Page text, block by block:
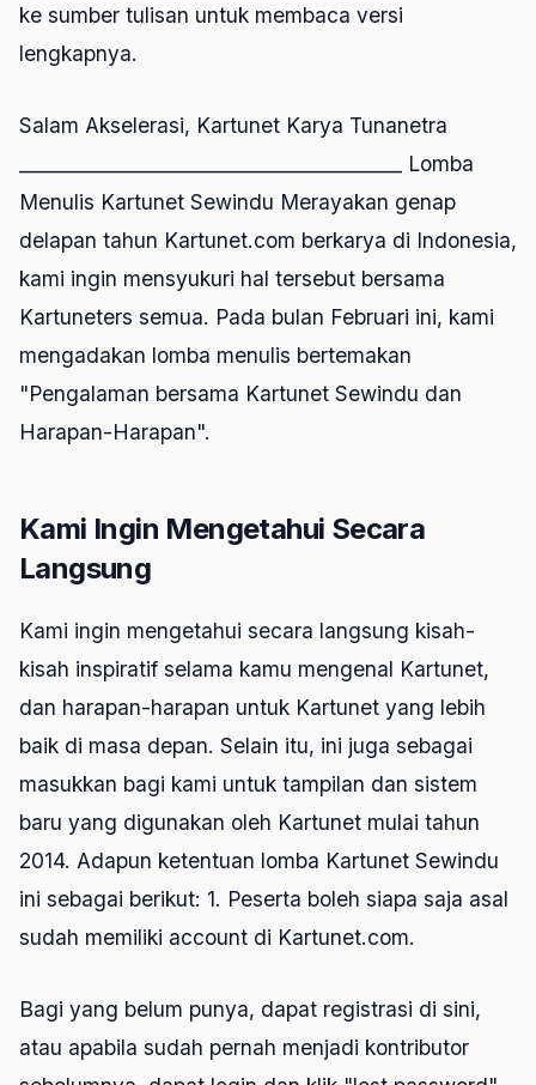
ke sumber tulisan untuk membaca versi
lengkapnya.
Salam Akselerasi, Kartunet Karya Tunanetra
________________________________________ Lomba
Menulis Kartunet Sewindu Merayakan genap
delapan tahun Kartunet.com berkarya di Indonesia,
kami ingin mensyukuri hal tersebut bersama
Kartuneters semua. Pada bulan Februari ini, kami
mengadakan lomba menulis bertemakan
"Pengalaman bersama Kartunet Sewindu dan
Harapan-Harapan".
Kami Ingin Mengetahui Secara
Langsung
Kami ingin mengetahui secara langsung kisah-
kisah inspiratif selama kamu mengenal Kartunet,
dan harapan-harapan untuk Kartunet yang lebih
baik di masa depan. Selain itu, ini juga sebagai
masukkan bagi kami untuk tampilan dan sistem
baru yang digunakan oleh Kartunet mulai tahun
2014. Adapun ketentuan lomba Kartunet Sewindu
ini sebagai berikut: 1. Peserta boleh siapa saja asal
sudah memiliki account di Kartunet.com.
Bagi yang belum punya, dapat registrasi di sini,
atau apabila sudah pernah menjadi kontributor